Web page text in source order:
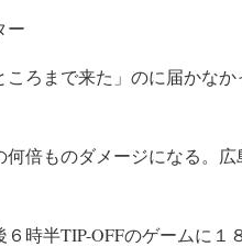
ー
ころまで来た」のに届かな
倍ものダメージになる。
時半TIP-OFFのゲームに